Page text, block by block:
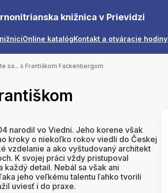
knižnica v Prievidzi
Online katalógKontakt a otváracie hodiny
sa... s Františkom Fackenbergom
narodil vo Viedni. Jeho korene však
kroky o niekoľko rokov viedli do Českej
vzdelanie a ako vyštudovaný architekt
K svojej práci vždy pristupoval
detail. Nebál sa však ani
jeho veľkému talentu ľahko tvorili
uviesť i do praxe.